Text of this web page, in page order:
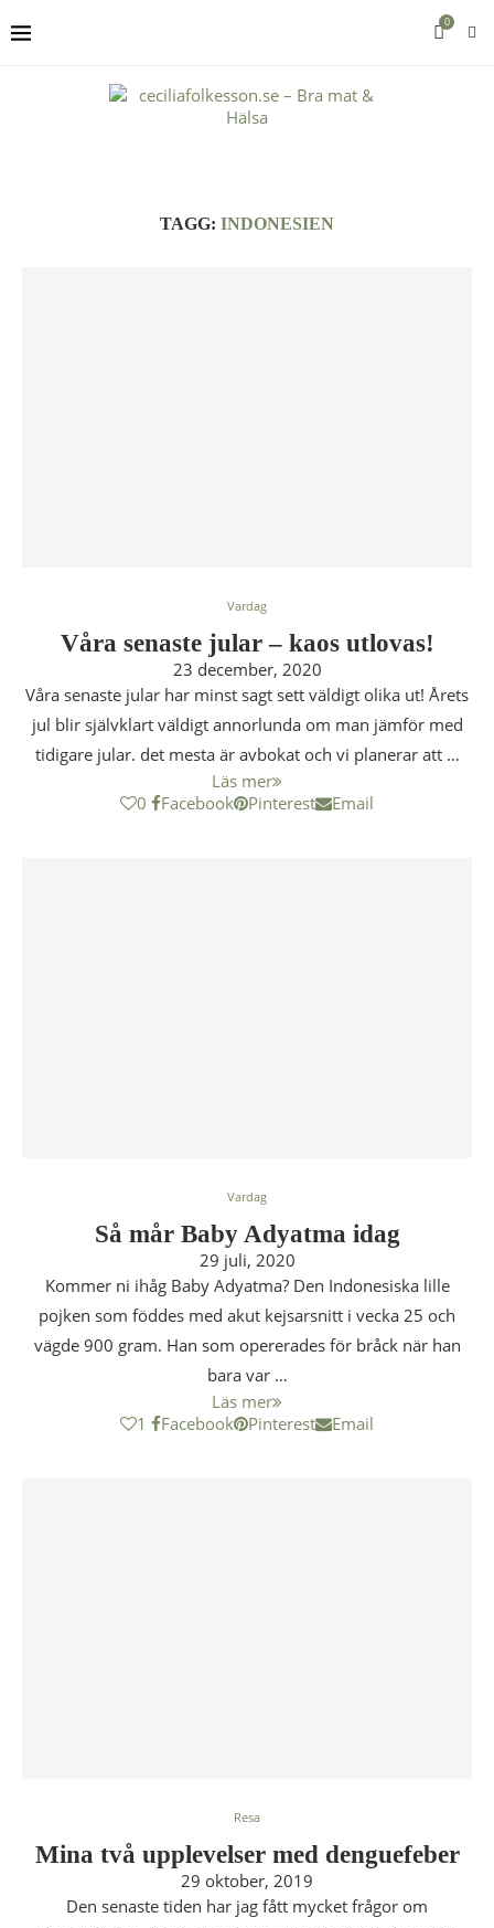
0
TAGG: INDONESIEN
Vardag
Våra senaste jular – kaos utlovas!
23 december, 2020
Våra senaste jular har minst sagt sett väldigt olika ut! Årets
jul blir självklart väldigt annorlunda om man jämför med
tidigare jular. det mesta är avbokat och vi planerar att …
Läs mer
0
Facebook Pinterest Email
Vardag
Så mår Baby Adyatma idag
29 juli, 2020
Kommer ni ihåg Baby Adyatma? Den Indonesiska lille
pojken som föddes med akut kejsarsnitt i vecka 25 och
vägde 900 gram. Han som opererades för bråck när han
bara var …
Läs mer
1
Facebook Pinterest Email
Resa
Mina två upplevelser med denguefeber
29 oktober, 2019
Den senaste tiden har jag fått mycket frågor om